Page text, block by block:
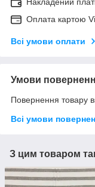
Накладений
Оплата картою
Всі умови оплати
Умови
Повернення товару
Всі умови
З цим товаром